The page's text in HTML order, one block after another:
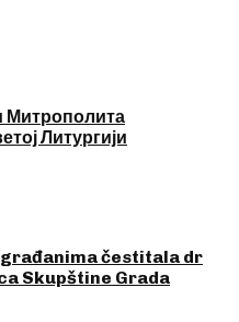
Митрополита
Литургији
čestitala dr
Skupštine Grada